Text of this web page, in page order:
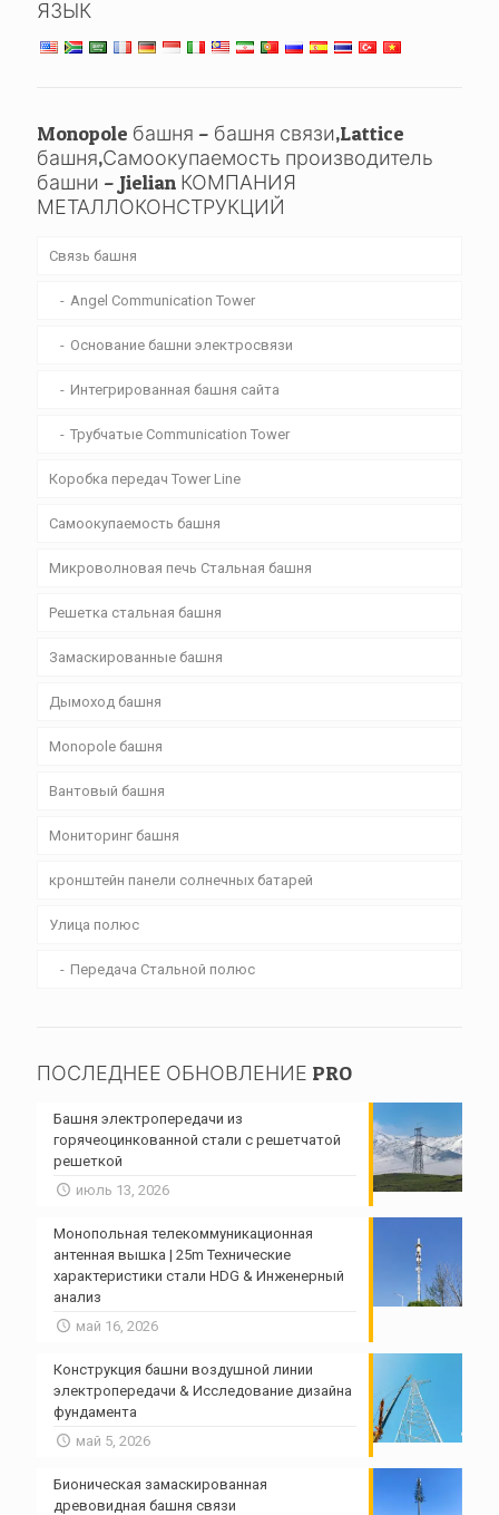
ЯЗЫК
Monopole башня – башня связи,Lattice
башня,Самоокупаемость производитель
башни – Jielian КОМПАНИЯ
МЕТАЛЛОКОНСТРУКЦИЙ
Связь башня
Angel Communication Tower
Основание башни электросвязи
Интегрированная башня сайта
Трубчатые Communication Tower
Коробка передач Tower Line
Самоокупаемость башня
Микроволновая печь Стальная башня
Решетка стальная башня
Замаскированные башня
Дымоход башня
Monopole башня
Вантовый башня
Мониторинг башня
кронштейн панели солнечных батарей
Улица полюс
Передача Стальной полюс
ПОСЛЕДНЕЕ ОБНОВЛЕНИЕ PRO
Башня электропередачи из
горячеоцинкованной стали с решетчатой ​​
решеткой
июль 13, 2026
Монопольная телекоммуникационная
антенная вышка | 25m Технические
характеристики стали HDG & Инженерный
анализ
май 16, 2026
Конструкция башни воздушной линии
электропередачи & Исследование дизайна
фундамента
май 5, 2026
Бионическая замаскированная
древовидная башня связи